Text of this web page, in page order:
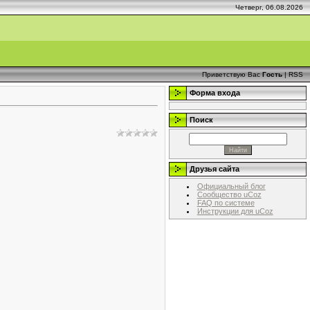
Четверг, 06.08.2026
Приветствую Вас Гость|RSS
Форма входа
Поиск
Друзья сайта
Официальный блог
Сообщество uCoz
FAQ по системе
Инструкции для uCoz